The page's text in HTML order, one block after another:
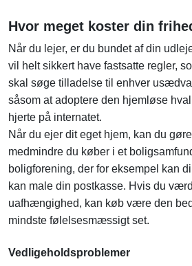
Hvor meget koster din
Når du lejer, er du bundet af din
vil helt sikkert have fastsatte regler,
skal søge tilladelse til enhver
såsom at adoptere den hjemløse
hjerte på internatet.
Når du ejer dit eget hjem, kan du
medmindre du køber i et
boligforening, der for eksempel kan
kan male din postkasse. Hvis du
uafhængighed, kan køb være den
mindste følelsesmæssigt set.
Vedligeholdsproblemer